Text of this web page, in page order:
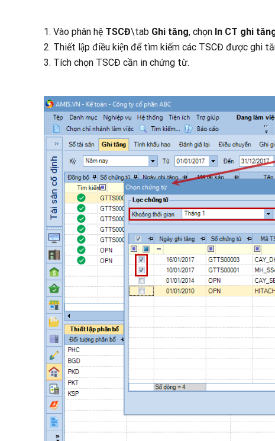
1. Vào phân hệ TSCĐ\tab Ghi tăng, chọn In CT ghi
2. Thiết lập điều kiện để tìm kiếm các TSCĐ được ghi
3. Tích chọn TSCĐ cần in chứng từ.